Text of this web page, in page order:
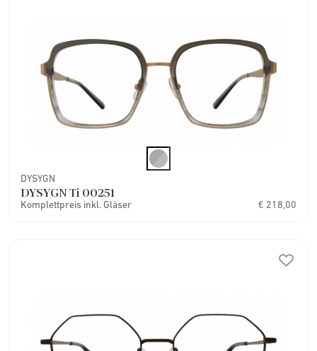
DYSYGN
DYSYGN Ti 00251
Komplettpreis inkl. Gläser € 218,00